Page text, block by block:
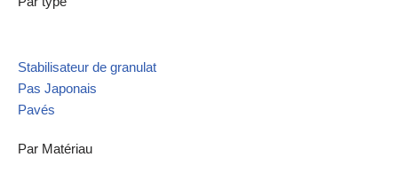
Stabilisateur de granulat
Pas Japonais
Pavés
Par Matériau